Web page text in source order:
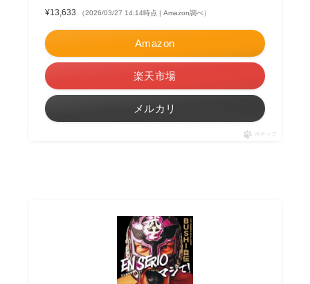
¥13,633 （2026/03/27 14:14時点 | Amazon調べ）
Amazon
楽天市場
メルカリ
ポチップ